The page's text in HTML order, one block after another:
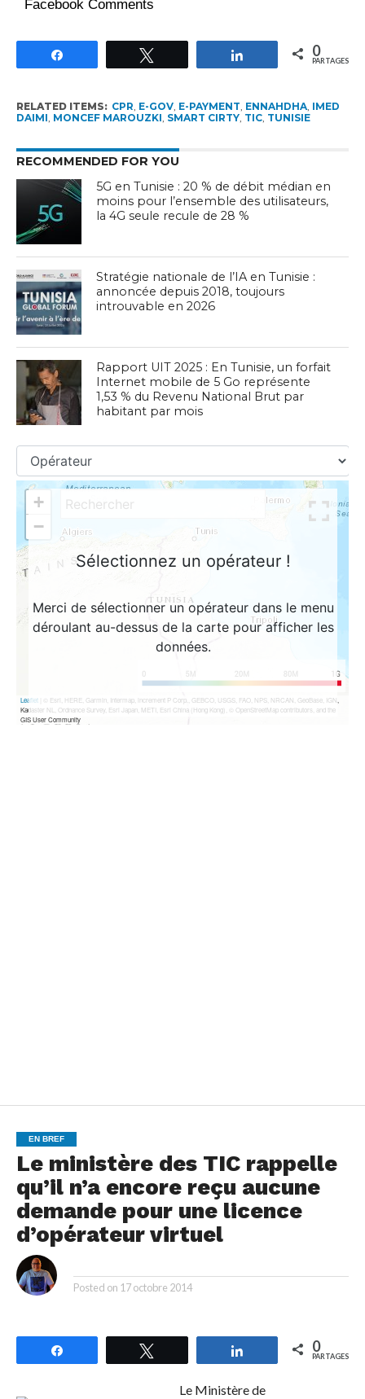
Facebook Comments
Partagez 0
PARTAGES
RELATED ITEMS: CPR, E-GOV, E-PAYMENT, ENNAHDHA, IMED
DAIMI, MONCEF MAROUZKI, SMART CIRTY, TIC, TUNISIE
RECOMMENDED FOR YOU
5G en Tunisie : 20 % de débit médian en
moins pour l’ensemble des utilisateurs,
la 4G seule recule de 28 %
Stratégie nationale de l’IA en Tunisie :
annoncée depuis 2018, toujours
introuvable en 2026
Rapport UIT 2025 : En Tunisie, un forfait
Internet mobile de 5 Go représente
1,53 % du Revenu National Brut par
habitant par mois
EN BREF
Le ministère des TIC rappelle
qu’il n’a encore reçu aucune
demande pour une licence
d’opérateur virtuel
Posted on 17 octobre 2014
Partagez 0
PARTAGES
Le Ministère de